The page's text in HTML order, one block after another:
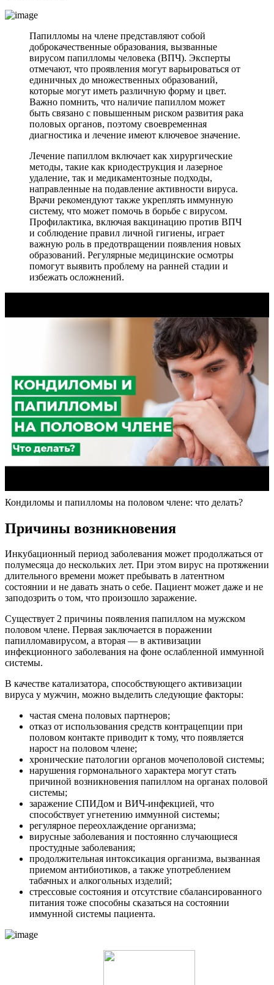
Папилломы на члене представляют собой
доброкачественные образования, вызванные
вирусом папилломы человека (ВПЧ). Эксперты
отмечают, что проявления могут варьироваться от
единичных до множественных образований,
которые могут иметь различную форму и цвет.
Важно помнить, что наличие папиллом может
быть связано с повышенным риском развития рака
половых органов, поэтому своевременная
диагностика и лечение имеют ключевое значение.
Лечение папиллом включает как хирургические
методы, такие как криодеструкция и лазерное
удаление, так и медикаментозные подходы,
направленные на подавление активности вируса.
Врачи рекомендуют также укреплять иммунную
систему, что может помочь в борьбе с вирусом.
Профилактика, включая вакцинацию против ВПЧ
и соблюдение правил личной гигиены, играет
важную роль в предотвращении появления новых
образований. Регулярные медицинские осмотры
помогут выявить проблему на ранней стадии и
избежать осложнений.
Кондиломы и папилломы на половом члене: что делать?
Причины возникновения
Инкубационный период заболевания может продолжаться от
полумесяца до нескольких лет. При этом вирус на протяжении
длительного времени может пребывать в латентном
состоянии и не давать знать о себе. Пациент может даже и не
заподозрить о том, что произошло заражение.
Существует 2 причины появления папиллом на мужском
половом члене. Первая заключается в поражении
папилломавирусом, а вторая — в активизации
инфекционного заболевания на фоне ослабленной иммунной
системы.
В качестве катализатора, способствующего активизации
вируса у мужчин, можно выделить следующие факторы:
частая смена половых партнеров;
отказ от использования средств контрацепции при
половом контакте приводит к тому, что появляется
нарост на половом члене;
хронические патологии органов мочеполовой системы;
нарушения гормонального характера могут стать
причиной возникновения папиллом на органах половой
системы;
заражение СПИДом и ВИЧ-инфекцией, что
способствует угнетению иммунной системы;
регулярное переохлаждение организма;
вирусные заболевания и постоянно случающиеся
простудные заболевания;
продолжительная интоксикация организма, вызванная
приемом антибиотиков, а также употреблением
табачных и алкогольных изделий;
стрессовые состояния и отсутствие сбалансированного
питания тоже способны сказаться на состоянии
иммунной системы пациента.